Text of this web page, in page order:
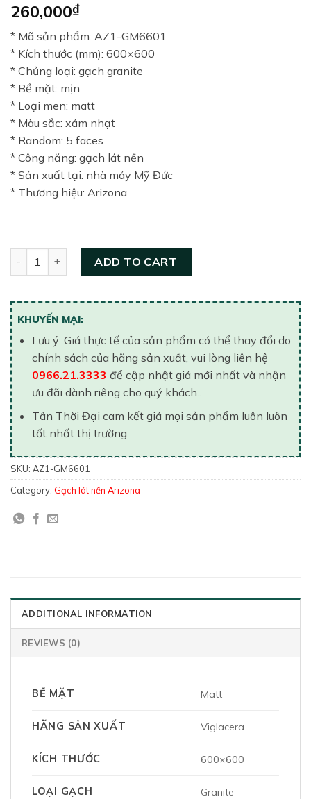
260,000₫
* Mã sản phẩm: AZ1-GM6601
* Kích thước (mm): 600×600
* Chủng loại: gạch granite
* Bề mặt: mịn
* Loại men: matt
* Màu sắc: xám nhạt
* Random: 5 faces
* Công năng: gạch lát nền
* Sản xuất tại: nhà máy Mỹ Đức
* Thương hiệu: Arizona
ADD TO CART
KHUYẾN MẠI:
Lưu ý: Giá thực tế của sản phẩm có thể thay đổi do
chính sách của hãng sản xuất, vui lòng liên hệ
0966.21.3333 để cập nhật giá mới nhất và nhận
ưu đãi dành riêng cho quý khách..
Tân Thời Đại cam kết giá mọi sản phẩm luôn luôn
tốt nhất thị trường
SKU: AZ1-GM6601
Category: Gạch lát nền Arizona
ADDITIONAL INFORMATION
REVIEWS (0)
BỀ MẶT Matt
HÃNG SẢN XUẤT Viglacera
KÍCH THƯỚC 600×600
LOẠI GẠCH Granite